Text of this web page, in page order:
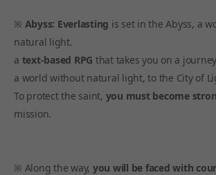
※ Abyss: Everlasting is set in the Abyss, a
natural light.
a text-based RPG that takes you on a
a world without natural light, to the City of
To protect the saint, you must become
mission.
※ Along the way, you will be faced with